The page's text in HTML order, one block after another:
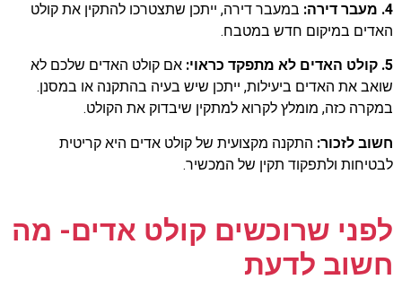
4. מעבר דירה:
במעבר דירה, ייתכן שתצטרכו להתקין את קולט
האדים במיקום חדש במטבח.
5. קולט האדים לא מתפקד כראוי:
אם קולט האדים שלכם לא
שואב את האדים ביעילות, ייתכן שיש בעיה בהתקנה או במסנן.
במקרה כזה, מומלץ לקרוא למתקין שיבדוק את הקולט.
חשוב לזכור: התקנה מקצועית של קולט אדים היא קריטית
לבטיחות ולתפקוד תקין של המכשיר.
לפני שרוכשים קולט אדים- מה
חשוב לדעת